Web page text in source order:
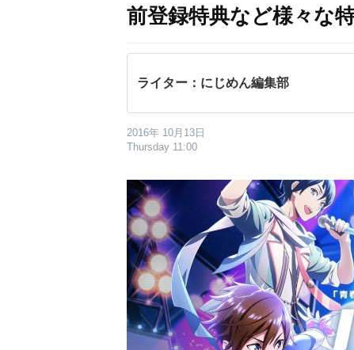
前登録特典など様々な
ライター：にじめん編集部
2016年 10月13日
Thursday 11:00